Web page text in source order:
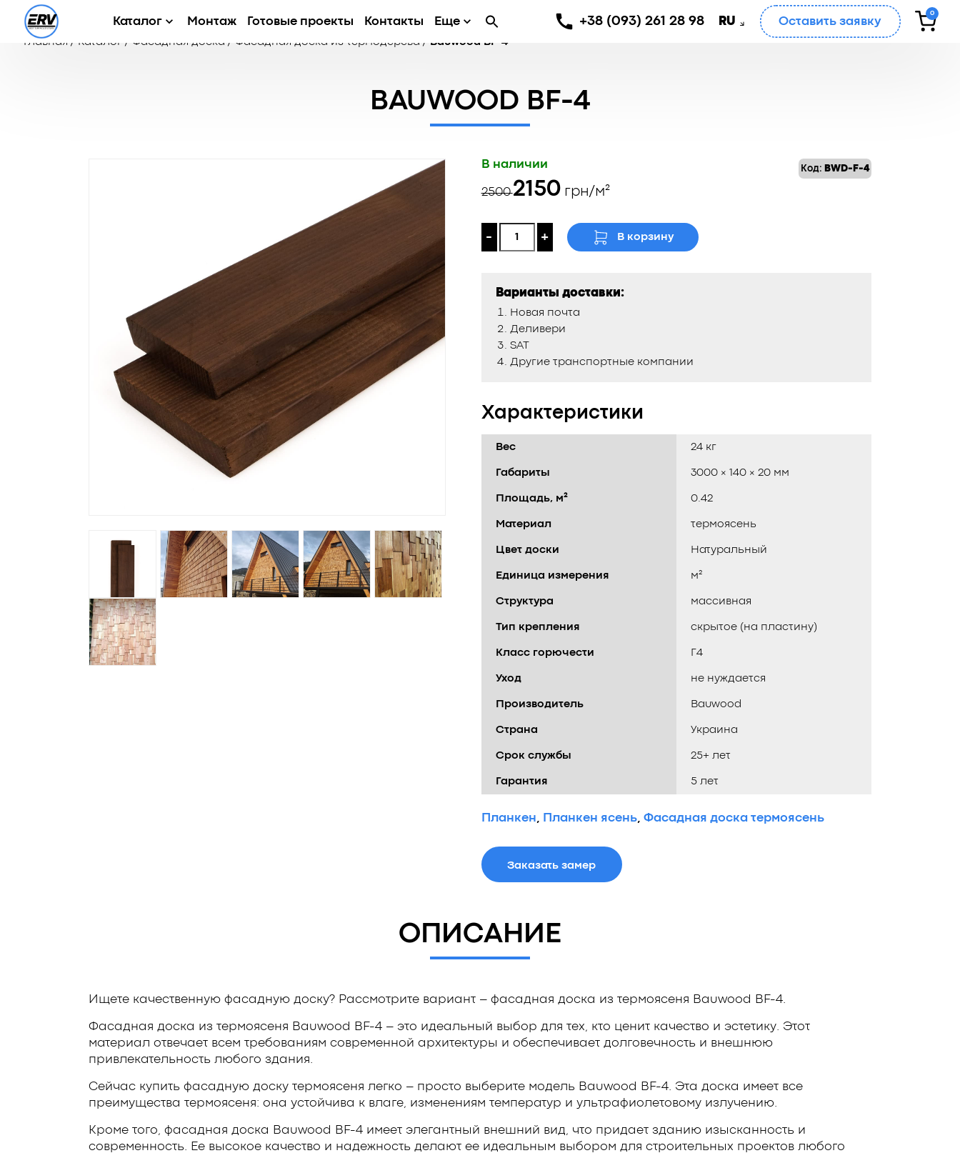
Каталог Монтаж Готовые проекты Контакты Еще +38 (093) 261 28 98 RU Оставить заявку
0
Главная / Каталог / Фасадная доска / Фасадная доска из термодерева / Bauwood BF-4
BAUWOOD BF-4
Код: BWD-F-4
В наличии
2500
Первоначальная
составляла
2500 ₴.
2150
Текущая
2150 ₴.
грн/м²
- + В корзину
Варианты доставки:
Новая почта
Деливери
SAT
Другие транспортные компании
Характеристики
Вес 24 кг
Габариты 3000 × 140 × 20 мм
Площадь, м² 0.42
Материал термоясень
Цвет доски Натуральный
Единица измерения м²
Структура массивная
Тип крепления скрытое (на пластину)
Класс горючести Г4
Уход не нуждается
Производитель Bauwood
Страна Украина
Срок службы 25+ лет
Гарантия 5 лет
Планкен, Планкен ясень, Фасадная доска термоясень
Заказать замер
ОПИСАНИЕ
Ищете качественную фасадную доску? Рассмотрите вариант – фасадная доска из термоясеня Bauwood BF-4.
Фасадная доска из термоясеня Bauwood BF-4 – это идеальный выбор для тех, кто ценит качество и эстетику. Этот
материал отвечает всем требованиям современной архитектуры и обеспечивает долговечность и внешнюю
привлекательность любого здания.
Сейчас купить фасадную доску термоясеня легко – просто выберите модель Bauwood BF-4. Эта доска имеет все
преимущества термоясеня: она устойчива к влаге, изменениям температур и ультрафиолетовому излучению.
Кроме того, фасадная доска Bauwood BF-4 имеет элегантный внешний вид, что придает зданию изысканность и
современность. Ее высокое качество и надежность делают ее идеальным выбором для строительных проектов любого